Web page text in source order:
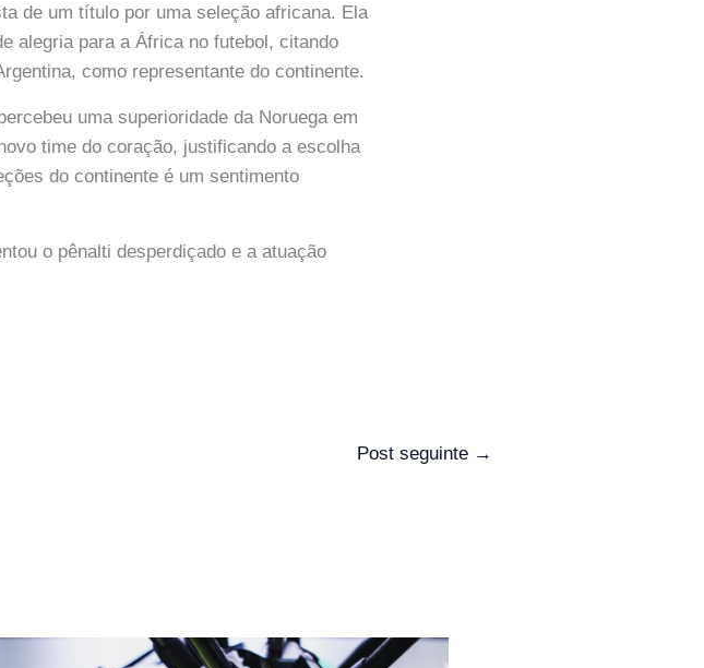
de um título por uma seleção africana. Ela
alegria para a África no futebol, citando
como representante do continente.
uma superioridade da Noruega em
time do coração, justificando a escolha
do continente é um sentimento
o pênalti desperdiçado e a atuação
Post seguinte →